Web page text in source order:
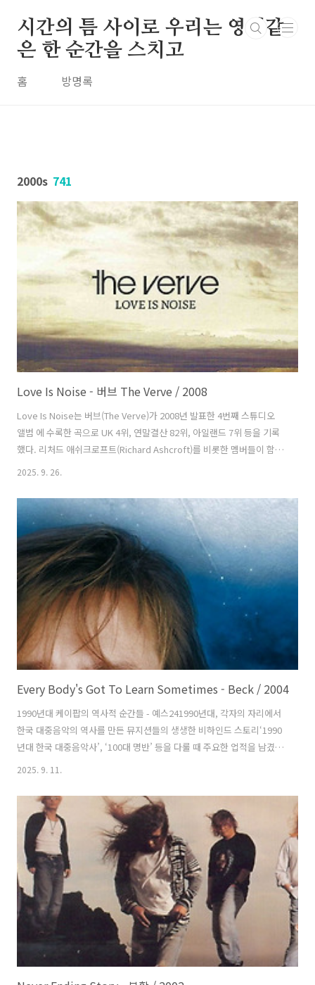
시간의 틈 사이로 우리는 영원같
은 한 순간을 스치고
홈 방명록
2000s 741
Love Is Noise - 버브 The Verve / 2008
Love Is Noise는 버브(The Verve)가 2008년 발표한 4번째 스튜디오
앨범 에 수록한 곡으로 UK 4위, 연말결산 82위, 아일랜드 7위 등을 기록
했다. 리처드 애쉬크로프트(Richard Ashcroft)를 비롯한 멤버들이 함께
만들고 크리스 포터(Chris Potter)와 함께 공동으로 프로듀서를 맡았다.
작했다. 리처드는 보코더를 반복하는 걸 생각했고 멤버들의 잼을 통해 완
전히 다른 곡이 될 때까지 작업을 진행했다. 리처드는 BBC와의 인터뷰에
서 "저는 보코더로 많은 작업을 하고 있었어요. 스튜디오에 있는 낡은 보
코더인데요. 그걸로 보컬 루핑을 만들자마자 바로 곡이 되었어요"라고
말했다. 뮤직비디오는 샘 브라운(..
2025. 9. 26.
Every Body's Got To Learn Sometimes - Beck / 2004
1990년대 케이팝의 역사적 순간들 - 예스241990년대, 각자의 자리에서
한국 대중음악의 역사를 만든 뮤지션들의 생생한 비하인드 스토리‘1990
년대 한국 대중음악사’, ‘100대 명반’ 등을 다룰 때 주요한 업적을 남겼음
에도 여러 이유로www.yes24.com Everybody's Got To Learn
곡으로 제임스가 리드 보컬을 맡고 있던 UK 팝밴드 코르기스(The
Korgis)가 1980년 발표한 두 번째 스튜디오 앨범 에 수록한 곡으로 프랑
스, 스페인 등에서 1위에 올랐고 UK 5위, US 18위 등을 기록했다. 가사
가 짧아 경우에 따라 다양한 해석이 가능하고 심오하게도 느껴질 수 있는
분위기가 있어서 많은 가..
2025. 9. 11.